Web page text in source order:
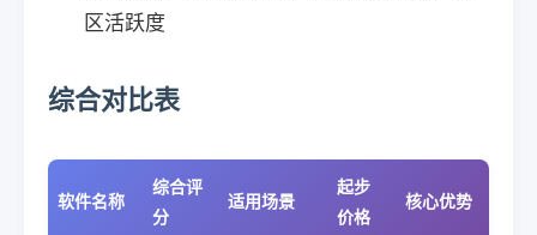
区活跃度
综合对比表
软件名称
综合评
分
适用场景
起步
价格
核心优势